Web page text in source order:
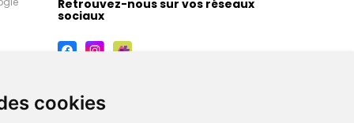
cookies
Retrouvez-nous sur vos réseaux
sociaux